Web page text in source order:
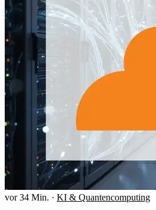
vor 34 Min. · KI & Quantencomputing